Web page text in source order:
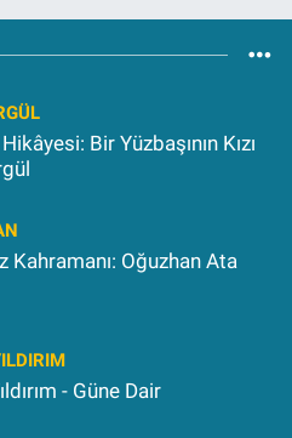
Bir Yüzbaşının Kızı
Kahramanı: Oğuzhan Ata
- Güne Dair